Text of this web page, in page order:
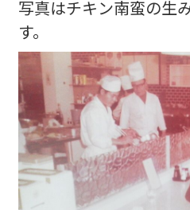
写真はチキン南蛮の生
す。